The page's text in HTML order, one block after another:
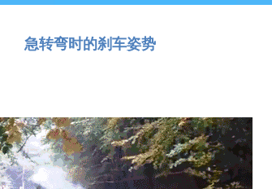
急转弯时的刹车姿势